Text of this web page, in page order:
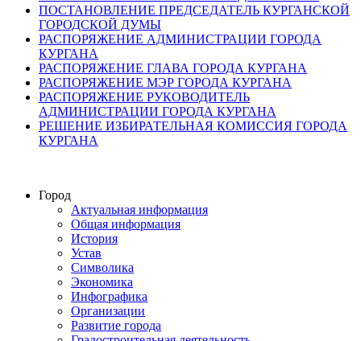
ПОСТАНОВЛЕНИЕ ПРЕДСЕДАТЕЛЬ КУРГАНСКОЙ
ГОРОДСКОЙ ДУМЫ
РАСПОРЯЖЕНИЕ АДМИНИСТРАЦИИ ГОРОДА
КУРГАНА
РАСПОРЯЖЕНИЕ ГЛАВА ГОРОДА КУРГАНА
РАСПОРЯЖЕНИЕ МЭР ГОРОДА КУРГАНА
РАСПОРЯЖЕНИЕ РУКОВОДИТЕЛЬ
АДМИНИСТРАЦИИ ГОРОДА КУРГАНА
РЕШЕНИЕ ИЗБИРАТЕЛЬНАЯ КОМИССИЯ ГОРОДА
КУРГАНА
Город
Актуальная информация
Общая информация
История
Устав
Символика
Экономика
Инфографика
Организации
Развитие города